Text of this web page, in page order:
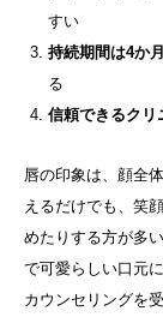
すい
持続期間は4か
る
信頼できるクリ
唇の印象は、顔全
えるだけでも、笑
めたりする方が多
で可愛らしい口元
カウンセリングを